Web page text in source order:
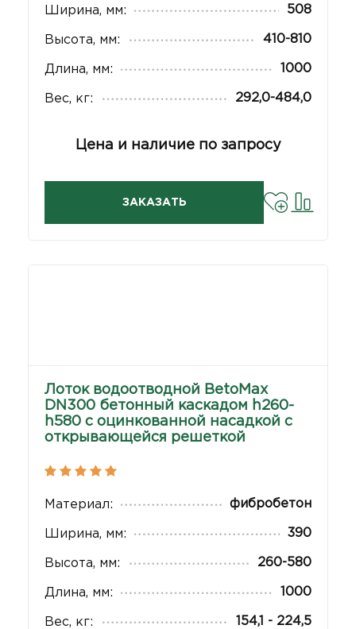
Ширина, мм: 508
Высота, мм: 410-810
Длина, мм: 1000
Вес, кг: 292,0-484,0
Цена и наличие по запросу
ЗАКАЗАТЬ
Лоток водоотводной BetoMax
DN300 бетонный каскадом h260-
h580 с оцинкованной насадкой с
открывающейся решеткой
т)
Материал: фибробетон
Ширина, мм: 390
Высота, мм: 260-580
Длина, мм: 1000
Вес, кг: 154,1 - 224,5